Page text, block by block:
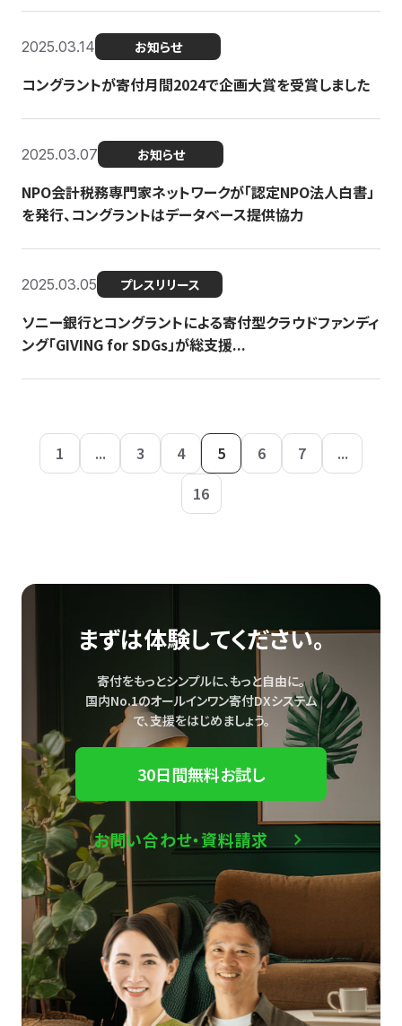
2025.03.14 お知らせ
コングラントが寄付月間2024で企画大賞を受賞しました
2025.03.07 お知らせ
NPO会計税務専門家ネットワークが「認定NPO法人白書」
を発行、コングラントはデータベース提供協力
2025.03.05 プレスリリース
ソニー銀行とコングラントによる寄付型クラウドファンディ
ング「GIVING for SDGs」が総支援...
1 ... 3 4 5 6 7
...
16
まずは体験してください。
寄付をもっとシンプルに、もっと自由に。
国内No.1のオールインワン寄付DXシステム
で、支援をはじめましょう。
30日間無料お試し
お問い合わせ・資料請求